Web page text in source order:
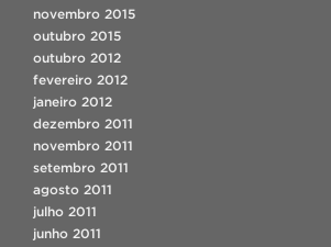
novembro 2015
outubro 2015
outubro 2012
fevereiro 2012
janeiro 2012
dezembro 2011
novembro 2011
setembro 2011
agosto 2011
julho 2011
junho 2011